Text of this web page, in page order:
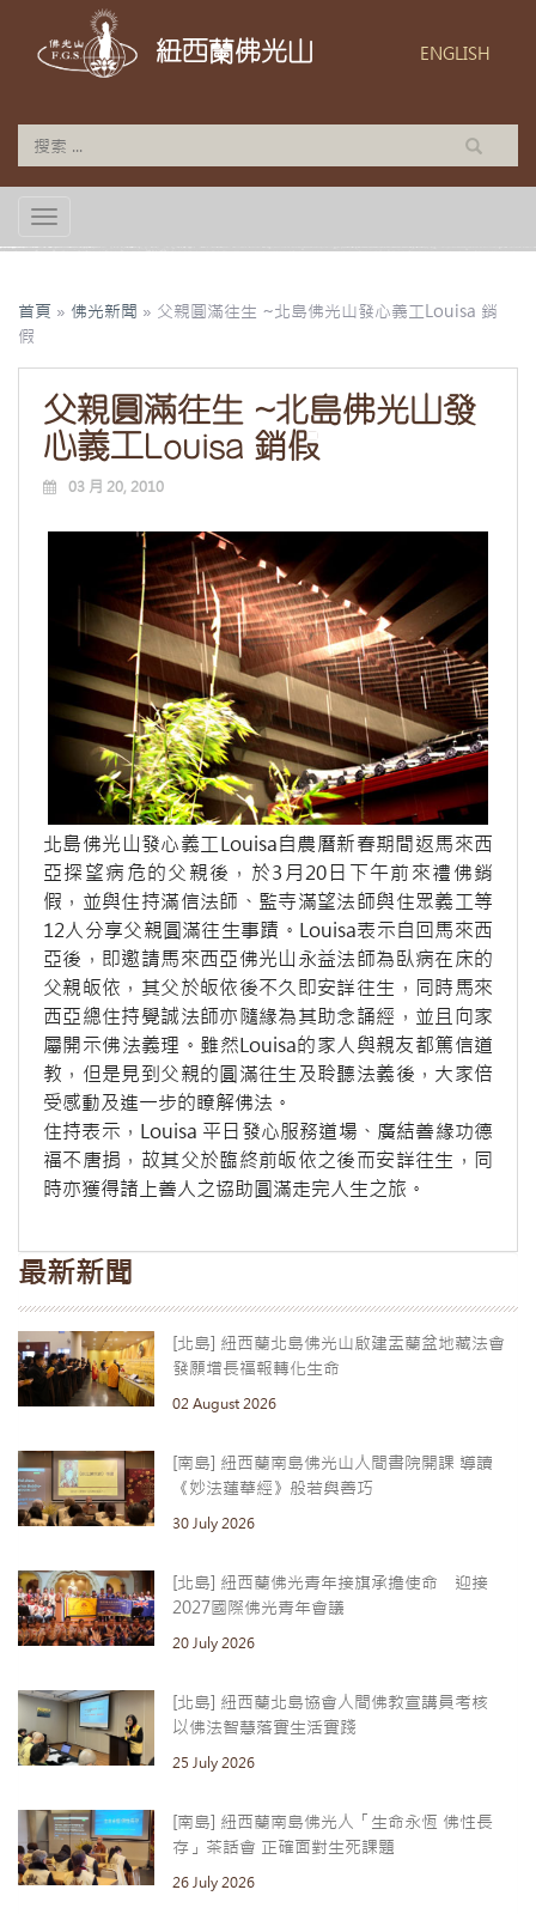
紐西蘭佛光山 ENGLISH
TOGGLE NAVIGATION
首頁 » 佛光新聞 » 父親圓滿往生 ~北島佛光山發心義工Louisa 銷
假
父親圓滿往生 ~北島佛光山發
心義工Louisa 銷假
03 月 20, 2010
北島佛光山發心義工Louisa自農曆新春期間返馬來西
亞探望病危的父親後，於3月20日下午前來禮佛銷
假，並與住持滿信法師、監寺滿望法師與住眾義工等
12人分享父親圓滿往生事蹟。Louisa表示自回馬來西
亞後，即邀請馬來西亞佛光山永益法師為臥病在床的
父親皈依，其父於皈依後不久即安詳往生，同時馬來
西亞總住持覺誠法師亦隨緣為其助念誦經，並且向家
屬開示佛法義理。雖然Louisa的家人與親友都篤信道
教，但是見到父親的圓滿往生及聆聽法義後，大家倍
受感動及進一步的瞭解佛法。
住持表示，Louisa 平日發心服務道場、廣結善緣功德
福不唐捐，故其父於臨終前皈依之後而安詳往生，同
時亦獲得諸上善人之協助圓滿走完人生之旅。
最新新聞
[北島] 紐西蘭北島佛光山啟建盂蘭盆地藏法會
發願增長福報轉化生命
02 August 2026
[南島] 紐西蘭南島佛光山人間書院開課 導讀
《妙法蓮華經》般若與善巧
30 July 2026
[北島] 紐西蘭佛光青年接旗承擔使命 迎接
2027國際佛光青年會議
20 July 2026
[北島] 紐西蘭北島協會人間佛教宣講員考核
以佛法智慧落實生活實踐
25 July 2026
[南島] 紐西蘭南島佛光人「生命永恆 佛性長
存」茶話會 正確面對生死課題
26 July 2026